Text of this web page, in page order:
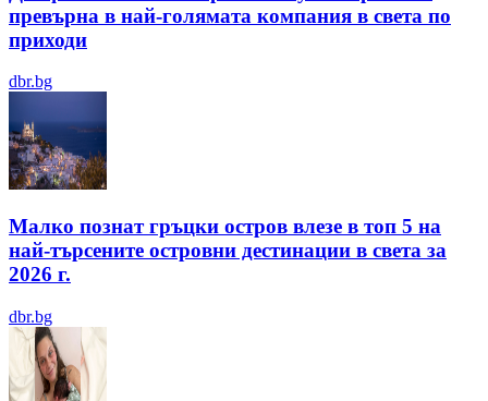
превърна в най-голямата компания в света по
приходи
dbr.bg
Малко познат гръцки остров влезе в топ 5 на
най-търсените островни дестинации в света за
2026 г.
dbr.bg